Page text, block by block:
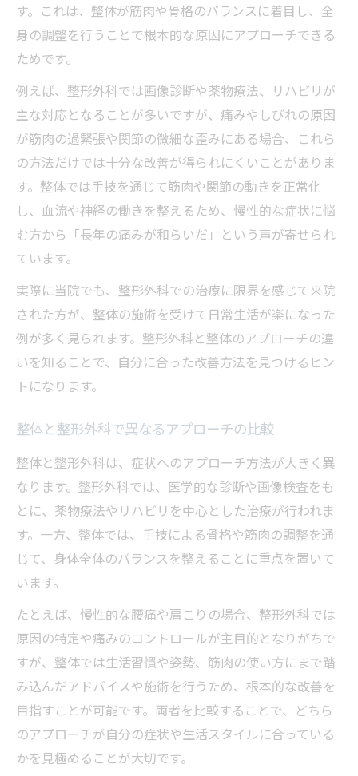
す。これは、整体が筋肉や骨格のバランスに着目し、全
身の調整を行うことで根本的な原因にアプローチできる
ためです。
例えば、整形外科では画像診断や薬物療法、リハビリが
主な対応となることが多いですが、痛みやしびれの原因
が筋肉の過緊張や関節の微細な歪みにある場合、これら
の方法だけでは十分な改善が得られにくいことがありま
す。整体では手技を通じて筋肉や関節の動きを正常化
し、血流や神経の働きを整えるため、慢性的な症状に悩
む方から「長年の痛みが和らいだ」という声が寄せられ
ています。
実際に当院でも、整形外科での治療に限界を感じて来院
された方が、整体の施術を受けて日常生活が楽になった
例が多く見られます。整形外科と整体のアプローチの違
いを知ることで、自分に合った改善方法を見つけるヒン
トになります。
整体と整形外科で異なるアプローチの比較
整体と整形外科は、症状へのアプローチ方法が大きく異
なります。整形外科では、医学的な診断や画像検査をも
とに、薬物療法やリハビリを中心とした治療が行われま
す。一方、整体では、手技による骨格や筋肉の調整を通
じて、身体全体のバランスを整えることに重点を置いて
います。
たとえば、慢性的な腰痛や肩こりの場合、整形外科では
原因の特定や痛みのコントロールが主目的となりがちで
すが、整体では生活習慣や姿勢、筋肉の使い方にまで踏
み込んだアドバイスや施術を行うため、根本的な改善を
目指すことが可能です。両者を比較することで、どちら
のアプローチが自分の症状や生活スタイルに合っている
かを見極めることが大切です。